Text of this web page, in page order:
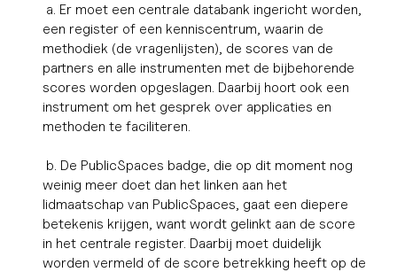
a. Er moet een centrale databank ingericht worden,
een register of een kenniscentrum, waarin de
methodiek (de vragenlijsten), de scores van de
partners en alle instrumenten met de bijbehorende
scores worden opgeslagen. Daarbij hoort ook een
instrument om het gesprek over applicaties en
methoden te faciliteren.
b. De PublicSpaces badge, die op dit moment nog
weinig meer doet dan het linken aan het
lidmaatschap van PublicSpaces, gaat een diepere
betekenis krijgen, want wordt gelinkt aan de score
in het centrale register. Daarbij moet duidelijk
worden vermeld of de score betrekking heeft op de